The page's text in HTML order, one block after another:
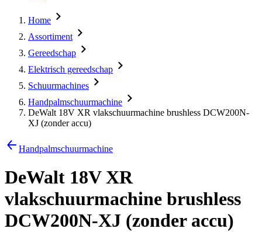
Home
Assortiment
Gereedschap
Elektrisch gereedschap
Schuurmachines
Handpalmschuurmachine
DeWalt 18V XR vlakschuurmachine brushless DCW200N-
XJ (zonder accu)
Handpalmschuurmachine
DeWalt 18V XR
vlakschuurmachine brushless
DCW200N-XJ (zonder accu)